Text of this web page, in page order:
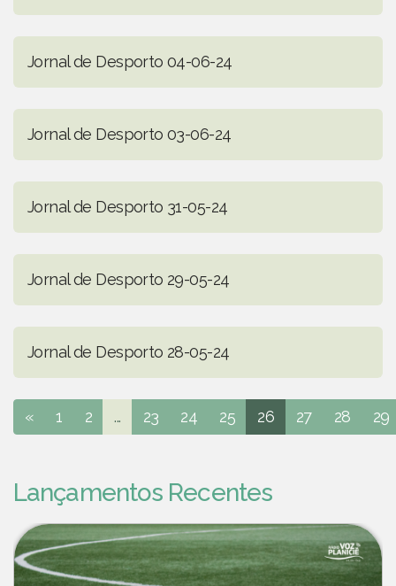
Jornal de Desporto 04-06-24
Jornal de Desporto 03-06-24
Jornal de Desporto 31-05-24
Jornal de Desporto 29-05-24
Jornal de Desporto 28-05-24
« 1 2 ... 23 24 25 26 27 28 29
Lançamentos Recentes